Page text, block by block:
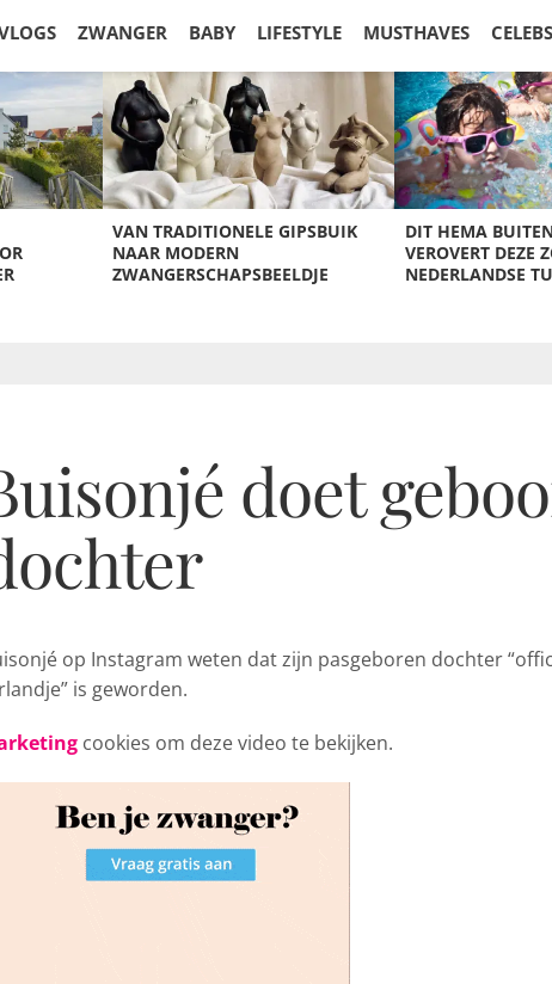
ZWANGER BABY LIFESTYLE MUSTHAVES CELEBS
VAN TRADITIONELE GIPSBUIK
NAAR MODERN
ZWANGERSCHAPSBEELDJE
DIT HEMA
VEROVERT DEZE
NEDERLANDSE
doet
op Instagram weten dat zijn pasgeboren dochter
is geworden.
cookies om deze video te bekijken.